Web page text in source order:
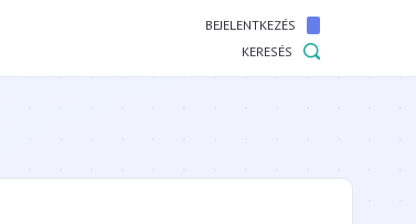
BEJELENTKEZÉS
KERESÉS